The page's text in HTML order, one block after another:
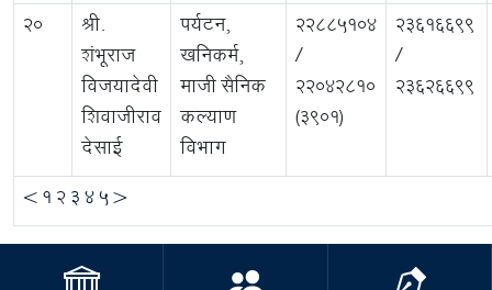
<12345>
20
श्री.
शंभूराज
विजयादेवी
शिवाजीराव
देसाई
पर्यटन,
खनिकर्म,
माजी सैनिक
कल्याण
विभाग
22885104
/
22042810
(3901)
23616699
/
23626699